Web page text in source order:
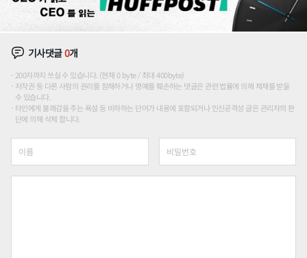
기사댓글0개
200자까지 쓰실 수 있습니다. (현재 0 byte / 최대 400byte)
저작권 등 다른 사람의 권리를 침해하거나 명예를 훼손하는 댓글은 관련 법률에 의해 제재를 받을
수 있습니다.
타인에게 불쾌감을 주는 욕설 등 비하하는 단어가 내용에 포함되거나 인신공격성 글은 관리자의 판
단에 의해 삭제 합니다.